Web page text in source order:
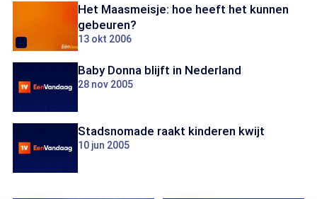
Het Maasmeisje: hoe heeft het kunnen
gebeuren?
13 okt 2006
Baby Donna blijft in Nederland
28 nov 2005
Stadsnomade raakt kinderen kwijt
10 jun 2005